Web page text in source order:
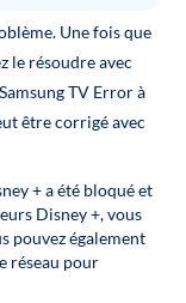
Une fois que
le résoudre avec
TV Error à
être corrigé avec
+ a été bloqué et
Disney +, vous
pouvez également
réseau pour